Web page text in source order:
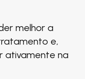
melhor a
e,
ativamente na